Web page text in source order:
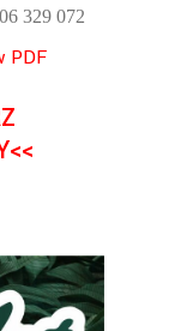
329 072
PDF